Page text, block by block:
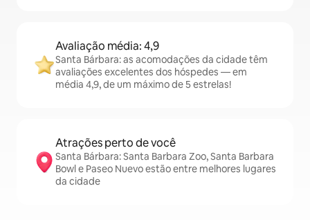
Avaliação média: 4,9
Santa Bárbara: as acomodações da cidade têm
avaliações excelentes dos hóspedes — em
média 4,9, de um máximo de 5 estrelas!
Atrações perto de você
Santa Bárbara: Santa Barbara Zoo, Santa Barbara
Bowl e Paseo Nuevo estão entre melhores lugares
da cidade